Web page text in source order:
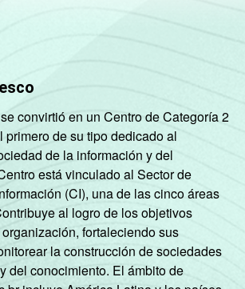
convirtió en un Centro de Categoría 2
primero de su tipo dedicado al
de la información y del
está vinculado al Sector de
(CI), una de las cinco áreas
al logro de los objetivos
fortaleciendo sus
la construcción de sociedades
del conocimiento. El ámbito de